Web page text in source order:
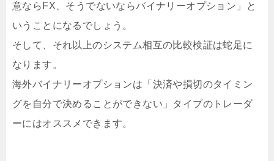
意ならFX、そうでないならバイナリーオプション」と
いうことになるでしょう。
そして、それ以上のシステム相互の比較検証は蛇足に
なります。
海外バイナリーオプションは「決済や損切のタイミン
グを自分で決めることができない」タイプのトレーダ
ーにはオススメできます。